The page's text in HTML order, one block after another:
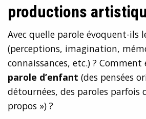
productions
Avec quelle parole évoquent-ils
(perceptions, imagination,
connaissances, etc.) ?
parole d’enfant (des pensées
détournées, des paroles parfois
propos ») ?